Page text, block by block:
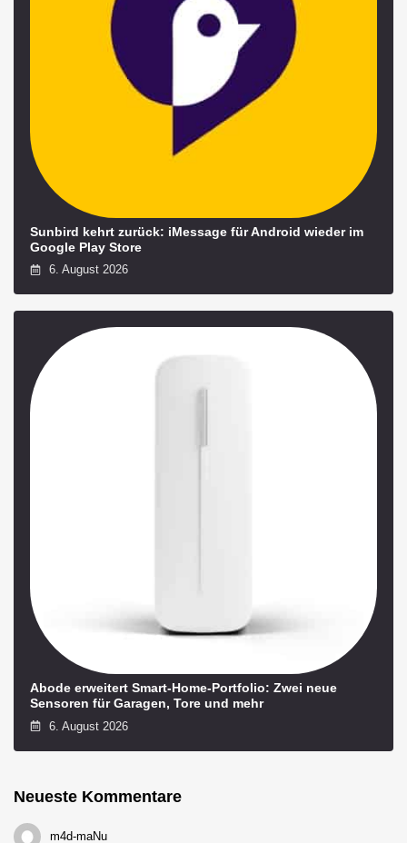
Sunbird kehrt zurück: iMessage für Android wieder im
Google Play Store
6. August 2026
Abode erweitert Smart-Home-Portfolio: Zwei neue
Sensoren für Garagen, Tore und mehr
6. August 2026
Neueste Kommentare
m4d-maNu